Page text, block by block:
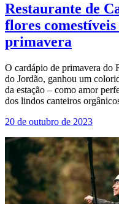
Restaurante de
flores
primavera
O cardápio de primavera do
do Jordão, ganhou um
da estação – como amor
dos lindos canteiros
20 de outubro de 2023